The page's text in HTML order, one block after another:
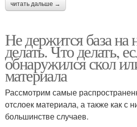
читать дальше →
Не держится база на
делать. Что делать,
обнаружился скол
материала
Рассмотрим самые
отслоек материала, а также как с
большинстве случаев.